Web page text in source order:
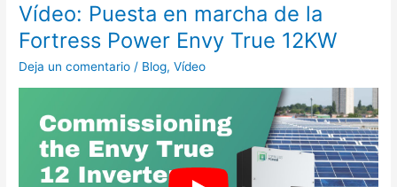
Vídeo: Puesta en marcha de la
Fortress Power Envy True 12KW
Deja un comentario / Blog,Vídeo